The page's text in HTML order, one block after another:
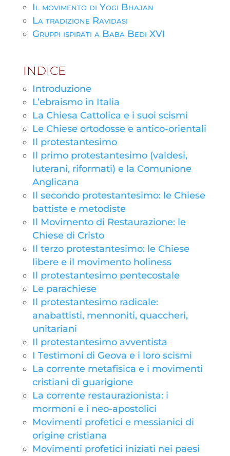
Il movimento di Yogi Bhajan
La tradizione Ravidasi
Gruppi ispirati a Baba Bedi XVI
INDICE
Introduzione
L’ebraismo in Italia
La Chiesa Cattolica e i suoi scismi
Le Chiese ortodosse e antico-orientali
Il protestantesimo
Il primo protestantesimo (valdesi,
luterani, riformati) e la Comunione
Anglicana
Il secondo protestantesimo: le Chiese
battiste e metodiste
Il Movimento di Restaurazione: le
Chiese di Cristo
Il terzo protestantesimo: le Chiese
libere e il movimento holiness
Il protestantesimo pentecostale
Le parachiese
Il protestantesimo radicale:
anabattisti, mennoniti, quaccheri,
unitariani
Il protestantesimo avventista
I Testimoni di Geova e i loro scismi
La corrente metafisica e i movimenti
cristiani di guarigione
La corrente restaurazionista: i
mormoni e i neo-apostolici
Movimenti profetici e messianici di
origine cristiana
Movimenti profetici iniziati nei paesi